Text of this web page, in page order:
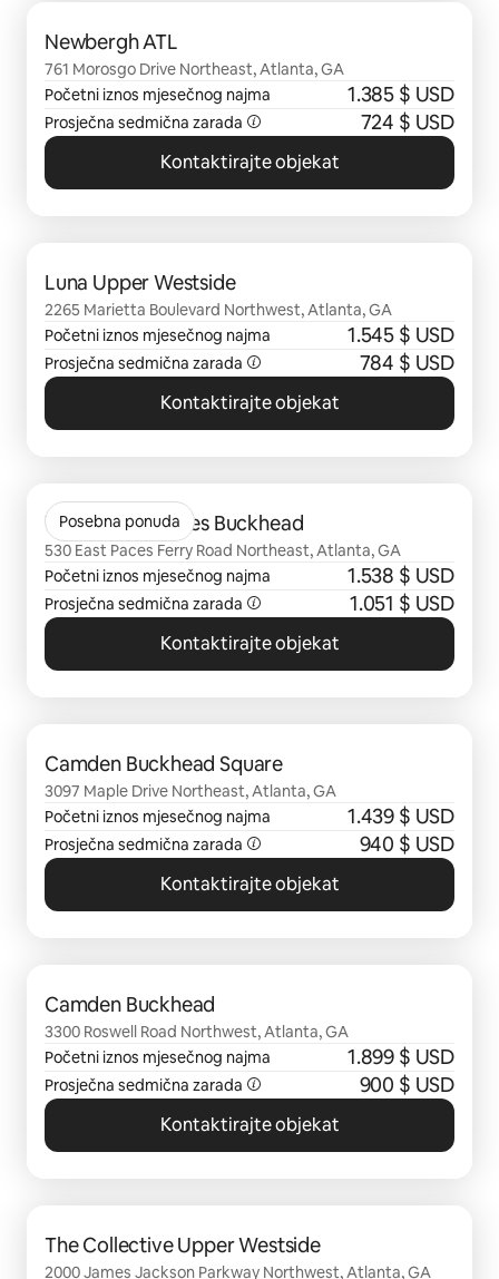
Newbergh ATL
761 Morosgo Drive Northeast, Atlanta, GA
Početni iznos mjesečnog najma
1.385 $ USD
Prosječna sedmična zarada 724 $ USD
Kontaktirajte objekat
Luna Upper Westside
2265 Marietta Boulevard Northwest, Atlanta, GA
Početni iznos mjesečnog najma
1.545 $ USD
Prosječna sedmična zarada 784 $ USD
Kontaktirajte objekat
Posebna ponuda
The Ashley Gables Buckhead
530 East Paces Ferry Road Northeast, Atlanta, GA
Početni iznos mjesečnog najma
1.538 $ USD
Prosječna sedmična zarada 1.051 $ USD
Kontaktirajte objekat
Camden Buckhead Square
3097 Maple Drive Northeast, Atlanta, GA
Početni iznos mjesečnog najma
1.439 $ USD
Prosječna sedmična zarada 940 $ USD
Kontaktirajte objekat
Camden Buckhead
3300 Roswell Road Northwest, Atlanta, GA
Početni iznos mjesečnog najma
1.899 $ USD
Prosječna sedmična zarada 900 $ USD
Kontaktirajte objekat
The Collective Upper Westside
2000 James Jackson Parkway Northwest, Atlanta, GA